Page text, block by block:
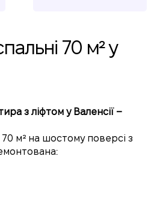
70 м² у
з ліфтом у Валенсії –
м² на шостому поверсі з